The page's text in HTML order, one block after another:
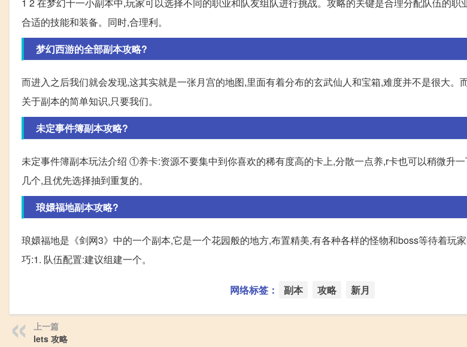
合适的技能和装备。同时,合理利。
梦幻西游的全部副本攻略?
而进入之后我们就会发现,这其实就是一张月宫的地图,里面有着分布的玄武仙人和宝箱,难度并不是很大。
关于副本的简单知识,只要我们。
未定事件簿副本攻略?
未定事件簿副本玩法介绍 ①养卡:资源不要集中到你喜欢的稀有度高的卡上,分散一点养,r卡也可以稍微升
几个,且优先选择抽到重复的。
琅嬛福地副本攻略?
琅嬛福地是《剑网3》中的一个副本,它是一个花园般的地方,布置精美,有各种各样的怪物和boss等待着玩
巧:1. 队伍配置:建议组建一个。
网络标签： 副本 攻略 新月
上一篇
lets 攻略